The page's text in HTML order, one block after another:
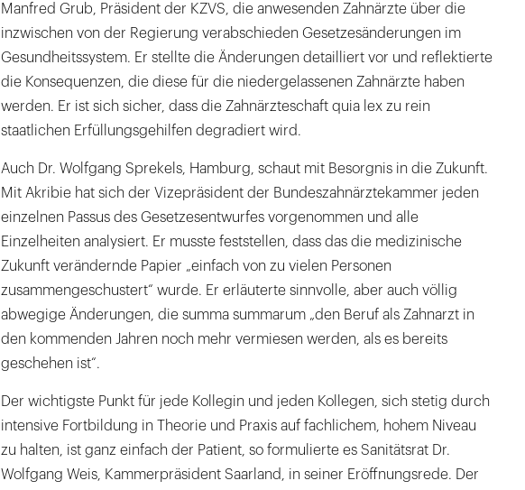
Manfred Grub, Präsident der KZVS, die anwesenden Zahnärzte über die
inzwischen von der Regierung verabschieden Gesetzesänderungen im
Gesundheitssystem. Er stellte die Änderungen detailliert vor und reflektierte
die Konsequenzen, die diese für die niedergelassenen Zahnärzte haben
werden. Er ist sich sicher, dass die Zahnärzteschaft quia lex zu rein
staatlichen Erfüllungsgehilfen degradiert wird.
Auch Dr. Wolfgang Sprekels, Hamburg, schaut mit Besorgnis in die Zukunft.
Mit Akribie hat sich der Vizepräsident der Bundeszahnärztekammer jeden
einzelnen Passus des Gesetzesentwurfes vorgenommen und alle
Einzelheiten analysiert. Er musste feststellen, dass das die medizinische
Zukunft verändernde Papier „einfach von zu vielen Personen
zusammengeschustert“ wurde. Er erläuterte sinnvolle, aber auch völlig
abwegige Änderungen, die summa summarum „den Beruf als Zahnarzt in
den kommenden Jahren noch mehr vermiesen werden, als es bereits
geschehen ist“.
Der wichtigste Punkt für jede Kollegin und jeden Kollegen, sich stetig durch
intensive Fortbildung in Theorie und Praxis auf fachlichem, hohem Niveau
zu halten, ist ganz einfach der Patient, so formulierte es Sanitätsrat Dr.
Wolfgang Weis, Kammerpräsident Saarland, in seiner Eröffnungsrede. Der